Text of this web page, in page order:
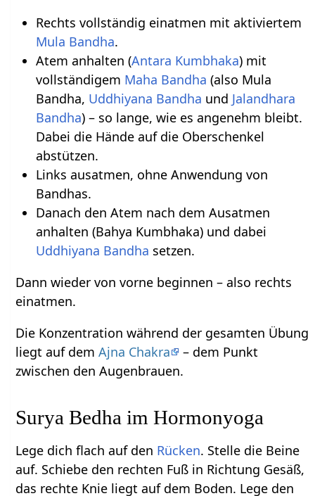
Rechts vollständig einatmen mit aktiviertem
Mula Bandha.
Atem anhalten (Antara Kumbhaka) mit
vollständigem Maha Bandha (also Mula
Bandha, Uddhiyana Bandha und Jalandhara
Bandha) – so lange, wie es angenehm bleibt.
Dabei die Hände auf die Oberschenkel
abstützen.
Links ausatmen, ohne Anwendung von
Bandhas.
Danach den Atem nach dem Ausatmen
anhalten (Bahya Kumbhaka) und dabei
Uddhiyana Bandha setzen.
Dann wieder von vorne beginnen – also rechts
einatmen.
Die Konzentration während der gesamten Übung
liegt auf demAjna Chakra
– dem Punkt
zwischen den Augenbrauen.
Surya Bedha im Hormonyoga
Lege dich flach auf den Rücken. Stelle die Beine
auf. Schiebe den rechten Fuß in Richtung Gesäß,
das rechte Knie liegt auf dem Boden. Lege den